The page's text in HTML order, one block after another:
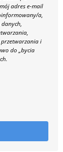
adres e-mail
a,
przetwarzania i
do „bycia